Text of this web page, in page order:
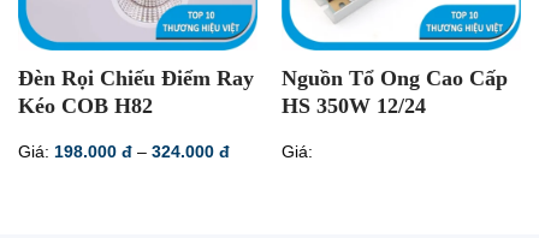
Đèn Rọi Chiếu Điểm Ray
Kéo COB H82
Giá: 198.000 đ – 324.000 đKhoảng
Nguồn Tổ Ong Cao Cấp
HS 350W 12/24
Giá: